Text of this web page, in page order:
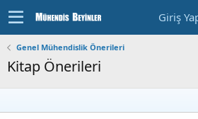
Giriş
Genel Mühendislik Önerileri
Kitap Önerileri